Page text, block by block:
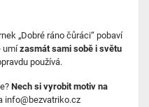
„Dobré ráno čůráci“ pobaví
umízasmát sami sobě i světu
používá.
Nech si vyrobit motiv na
info@bezvatriko.cz